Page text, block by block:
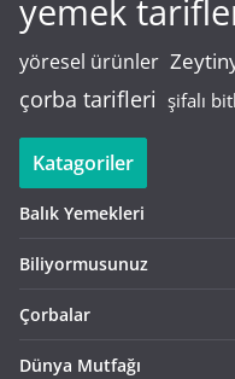
yemek
yöresel ürünler
çorba tarifleri şifalı
Katagoriler
Balık Yemekleri
Biliyormusunuz
Çorbalar
Dünya Mutfağı